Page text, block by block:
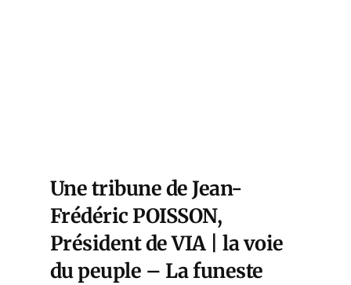
Une tribune de Jean-
Frédéric POISSON,
Président de VIA | la voie
du peuple – La funeste